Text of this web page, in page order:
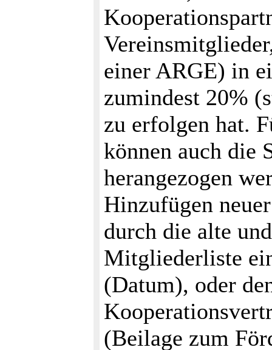
einer ARGE) in
zumindest 20%
zu erfolgen hat.
können auch die
herangezogen
Hinzufügen
durch die alte
Mitgliederliste
(Datum), oder
(Beilage zum